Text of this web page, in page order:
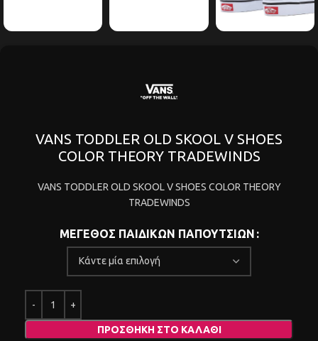
VANS TODDLER OLD SKOOL V SHOES
COLOR THEORY TRADEWINDS
VANS TODDLER OLD SKOOL V SHOES COLOR THEORY
TRADEWINDS
ΜΕΓΕΘΟΣ ΠΑΙΔΙΚΩΝ ΠΑΠΟΥΤΣΙΩΝ
ΠΡΟΣΘΉΚΗ ΣΤΟ ΚΑΛΆΘΙ